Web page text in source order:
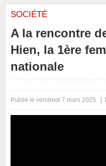
SOCIÉTÉ
A la rencontre
Hien, la 1ère
nationale
Publié le vendredi 7 mars 2025 |